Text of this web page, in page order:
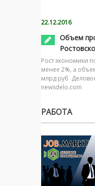
22.12.2016
Объем
Рост экономики
менее 2%, а
млрд руб
newsdelo.com
РАБОТА